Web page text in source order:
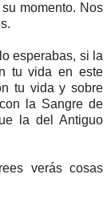
momento. Nos
esperabas, si la
tu vida en este
tu vida y sobre
la Sangre de
la del Antiguo
verás cosas